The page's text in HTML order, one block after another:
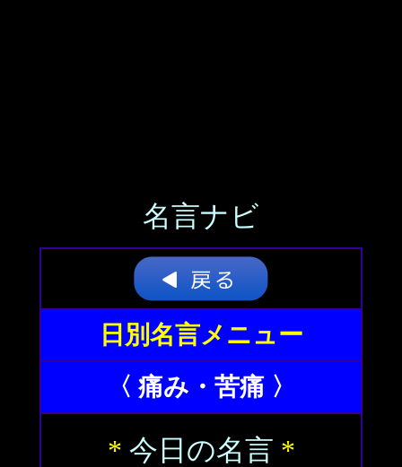
名言ナビ
日別名言メニュー
〈 痛み・苦痛 〉
* 今日の名言 *